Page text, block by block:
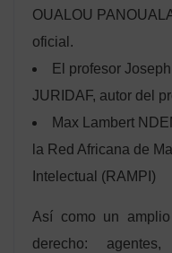
OUALOU
oficial.
El profesor
JURIDAF, autor del
Max Lambert
la Red Africana de
Intelectual (RAMPI)
Así como un
derecho: